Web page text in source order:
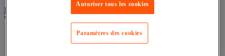
Informatique et multimédia
Voir toute la catégorie
Accessoires PC, ordinateur portable et tablette
Bagagerie informatique
Autoriser tous les cookies
Paramètres des cookies